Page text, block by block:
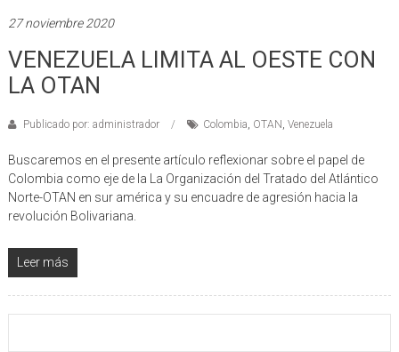
27 noviembre 2020
VENEZUELA LIMITA AL OESTE CON
LA OTAN
Publicado por: administrador Colombia, OTAN, Venezuela
Buscaremos en el presente artículo reflexionar sobre el papel de
Colombia como eje de la La Organización del Tratado del Atlántico
Norte-OTAN en sur américa y su encuadre de agresión hacia la
revolución Bolivariana.
Leer más